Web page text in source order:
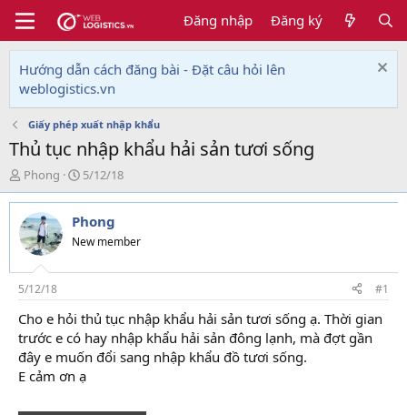
Đăng nhập Đăng ký
Hướng dẫn cách đăng bài - Đặt câu hỏi lên
weblogistics.vn
Giấy phép xuất nhập khẩu
Thủ tục nhập khẩu hải sản tươi sống
T
h
r
e
a
d
s
t
a
r
t
e
r
Phong
N
g
à
y
g
i
5/12/18
Phong
New member
5/12/18 #1
Cho e hỏi thủ tục nhập khẩu hải sản tươi sống ạ. Thời gian
trước e có hay nhập khẩu hải sản đông lạnh, mà đợt gần
đây e muốn đổi sang nhập khẩu đồ tươi sống.
E cảm ơn ạ